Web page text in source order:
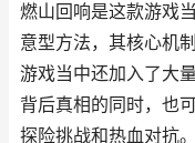
燃山回响是这款游戏
意型方法，其核心机
游戏当中还加入了大
背后真相的同时，也
探险挑战和热血对抗